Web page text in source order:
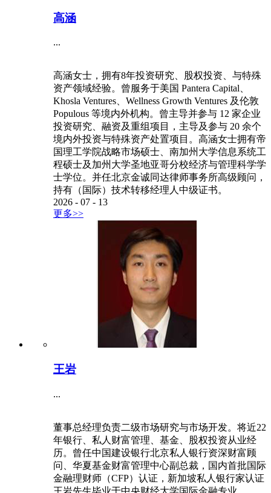
高涵
...
高涵女士，拥有8年投资研究、股权投资、与特殊
资产领域经验。曾服务于美国 Pantera Capital、
Khosla Ventures、Wellness Growth Ventures 及伦敦
Populous 等境内外机构。曾主导并参与 12 家企业
投资研究、融资及重组项目，主导及参与 20 余个
境内外投资与特殊资产处置项目。高涵女士拥有帝
国理工学院战略市场硕士、南加州大学信息系统工
程硕士及加州大学圣地亚哥分校经济与管理科学学
士学位。并任北京金诚同达律师事务所高级顾问，
持有（国际）技术转移经理人中级证书。
2026 - 07 - 13
更多>>
王岩
...
董事总经理负责二级市场研究与市场开发。将近22
年银行、私人财富管理、基金、股权投资从业经
历。曾任中国建设银行北京私人银行资深财富顾
问、华夏基金财富管理中心副总裁，国内首批国际
金融理财师（CFP）认证，新加坡私人银行家认证
王岩先生毕业于中央财经大学国际金融专业